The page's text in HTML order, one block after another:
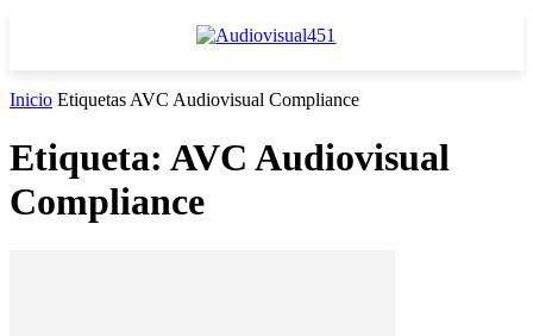
Inicio Etiquetas AVC Audiovisual Compliance
Etiqueta: AVC Audiovisual
Compliance